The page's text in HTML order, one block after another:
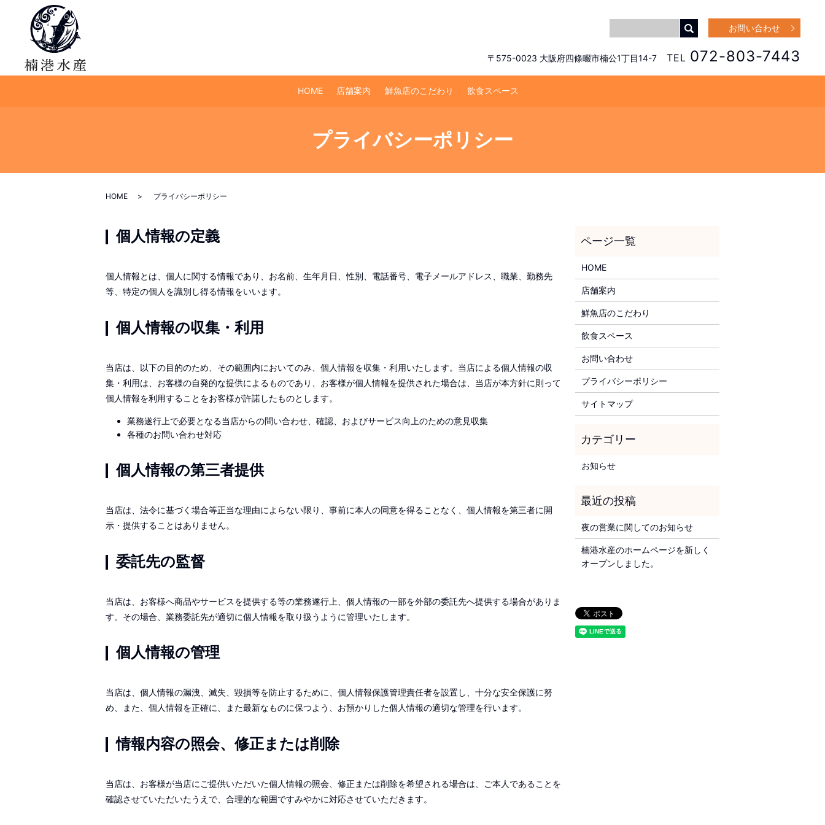
〒575-0023 大阪府四條畷市楠公1丁目14-7 TEL 072-803-7443
HOME 店舗案内 鮮魚店のこだわり 飲食スペース
お問い合わせ
プライバシーポリシー
HOME プライバシーポリシー
個人情報の定義
個人情報とは、個人に関する情報であり、お名前、生年月日、性別、電話番号、電子メールアドレス、職業、勤務先
等、特定の個人を識別し得る情報をいいます。
個人情報の収集・利用
当店は、以下の目的のため、その範囲内においてのみ、個人情報を収集・利用いたします。当店による個人情報の収
集・利用は、お客様の自発的な提供によるものであり、お客様が個人情報を提供された場合は、当店が本方針に則って
個人情報を利用することをお客様が許諾したものとします。
業務遂行上で必要となる当店からの問い合わせ、確認、およびサービス向上のための意見収集
各種のお問い合わせ対応
個人情報の第三者提供
当店は、法令に基づく場合等正当な理由によらない限り、事前に本人の同意を得ることなく、個人情報を第三者に開
示・提供することはありません。
委託先の監督
当店は、お客様へ商品やサービスを提供する等の業務遂行上、個人情報の一部を外部の委託先へ提供する場合がありま
す。その場合、業務委託先が適切に個人情報を取り扱うように管理いたします。
個人情報の管理
当店は、個人情報の漏洩、滅失、毀損等を防止するために、個人情報保護管理責任者を設置し、十分な安全保護に努
め、また、個人情報を正確に、また最新なものに保つよう、お預かりした個人情報の適切な管理を行います。
情報内容の照会、修正または削除
当店は、お客様が当店にご提供いただいた個人情報の照会、修正または削除を希望される場合は、ご本人であることを
確認させていただいたうえで、合理的な範囲ですみやかに対応させていただきます。
HOME
店舗案内
鮮魚店のこだわり
飲食スペース
お問い合わせ
プライバシーポリシー
サイトマップ
お知らせ
夜の営業に関してのお知らせ
楠港水産のホームページを新しく
オープンしました。